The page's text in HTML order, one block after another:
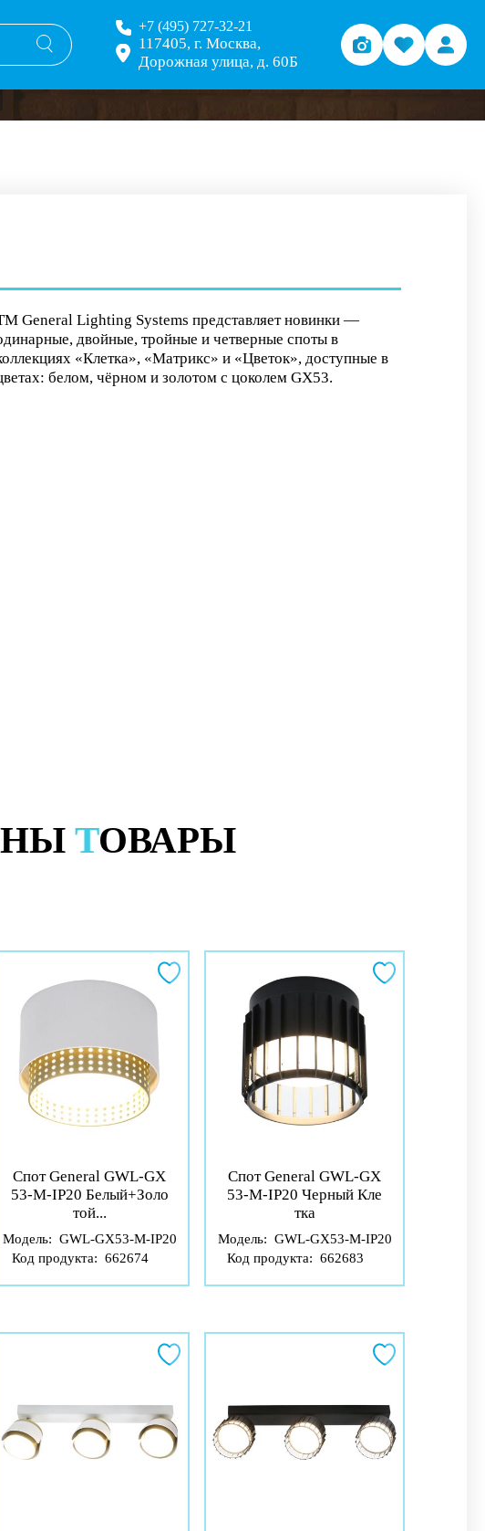
+7 (495) 727-32-21
117405, г. Москва,
Дорожная улица, д. 60Б
General Lighting Systems представляет новинки —
двойные, тройные и четверные споты в
«Клетка», «Матрикс» и «Цветок», доступные в
белом, чёрном и золотом с цоколем GX53.
ТОВАРЫ
Спот General GWL-GX
53-M-IP20 Белый+Золо
той...
Модель: GWL-GX53-M-IP20
Код продукта: 662674
Спот General GWL-GX
53-M-IP20 Черный Кле
тка
Модель: GWL-GX53-M-IP20
Код продукта: 662683